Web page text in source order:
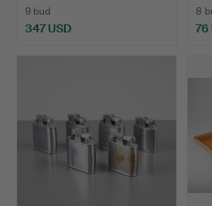
9 bud
347 USD
8
76